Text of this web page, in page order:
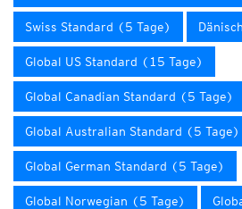
Swiss Standard (5 Tage)
Global US Standard (15 Tage)
Global Canadian Standard (5 Tage)
Global Australian Standard (5 Tage)
Global German Standard (5 Tage)
Global Norwegian (5 Tage)